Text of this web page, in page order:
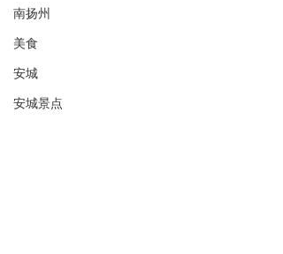
南扬州
美食
安城
安城景点